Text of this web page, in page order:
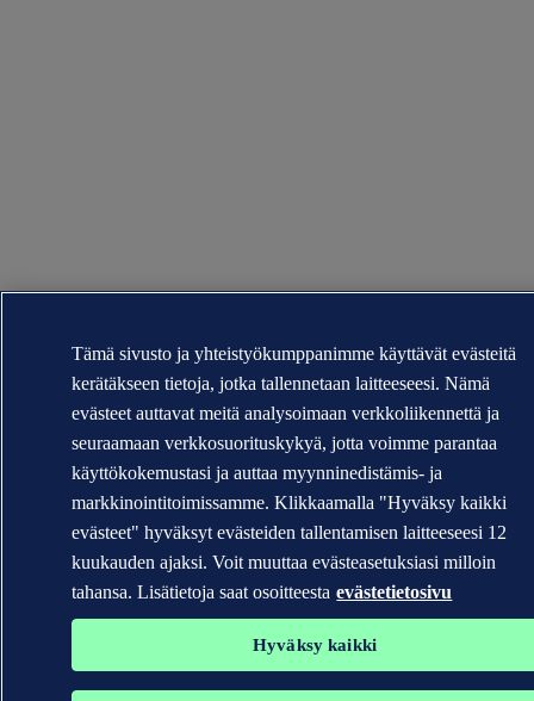
Tämä sivusto ja yhteistyökumppanimme käyttävät evästeitä
kerätäkseen tietoja, jotka tallennetaan laitteeseesi. Nämä
evästeet auttavat meitä analysoimaan verkkoliikennettä ja
seuraamaan verkkosuorituskykyä, jotta voimme parantaa
käyttökokemustasi ja auttaa myynninedistämis- ja
markkinointitoimissamme. Klikkaamalla "Hyväksy kaikki
evästeet" hyväksyt evästeiden tallentamisen laitteeseesi 12
kuukauden ajaksi. Voit muuttaa evästeasetuksiasi milloin
tahansa. Lisätietoja saat osoitteesta evästetietosivu
Hyväksy kaikki